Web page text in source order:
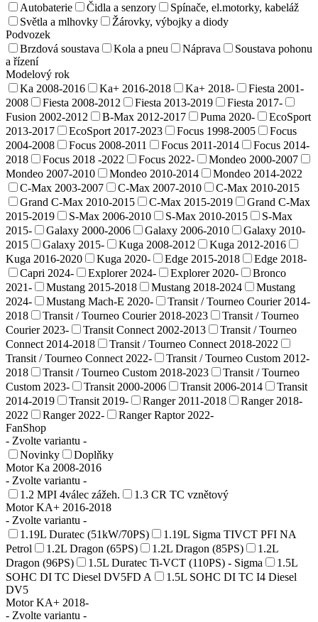
Autobaterie
Čidla a senzory
Spínače, el.motorky, kabeláž
Světla a mlhovky
Žárovky, výbojky a diody
Podvozek
Brzdová soustava
Kola a pneu Náprava
Soustava pohonu
a řízení
Modelový rok
Ka 2008-2016
Ka+ 2016-2018 Ka+ 2018-
Fiesta 2001-
2008
Fiesta 2008-2012 Fiesta 2013-2019
Fiesta 2017-
Fusion 2002-2012
B-Max 2012-2017 Puma 2020-
EcoSport
2013-2017
EcoSport 2017-2023 Focus 1998-2005
Focus
2004-2008
Focus 2008-2011 Focus 2011-2014
Focus 2014-
2018
Focus 2018 -2022 Focus 2022-
Mondeo 2000-2007
Mondeo 2007-2010
Mondeo 2010-2014
Mondeo 2014-2022
C-Max 2003-2007
C-Max 2007-2010
C-Max 2010-2015
Grand C-Max 2010-2015
C-Max 2015-2019
Grand C-Max
2015-2019
S-Max 2006-2010 S-Max 2010-2015
S-Max
2015-
Galaxy 2000-2006 Galaxy 2006-2010
Galaxy 2010-
2015
Galaxy 2015- Kuga 2008-2012
Kuga 2012-2016
Kuga 2016-2020
Kuga 2020- Edge 2015-2018
Edge 2018-
Capri 2024-
Explorer 2024- Explorer 2020-
Bronco
2021-
Mustang 2015-2018 Mustang 2018-2024
Mustang
2024-
Mustang Mach-E 2020-
Transit / Tourneo Courier 2014-
2018
Transit / Tourneo Courier 2018-2023
Transit / Tourneo
Courier 2023-
Transit Connect 2002-2013
Transit / Tourneo
Connect 2014-2018
Transit / Tourneo Connect 2018-2022
Transit / Tourneo Connect 2022-
Transit / Tourneo Custom 2012-
2018
Transit / Tourneo Custom 2018-2023
Transit / Tourneo
Custom 2023-
Transit 2000-2006 Transit 2006-2014
Transit
2014-2019
Transit 2019- Ranger 2011-2018
Ranger 2018-
2022
Ranger 2022-
Ranger Raptor 2022-
FanShop
- Zvolte variantu -
Novinky
Doplňky
Motor Ka 2008-2016
- Zvolte variantu -
1.2 MPI 4válec zážeh.
1.3 CR TC vznětový
Motor KA+ 2016-2018
- Zvolte variantu -
1.19L Duratec (51kW/70PS)
1.19L Sigma TIVCT PFI NA
Petrol
1.2L Dragon (65PS) 1.2L Dragon (85PS)
1.2L
Dragon (96PS)
1.5L Duratec Ti-VCT (110PS) - Sigma
1.5L
SOHC DI TC Diesel DV5FD A
1.5L SOHC DI TC I4 Diesel
DV5
Motor KA+ 2018-
- Zvolte variantu -